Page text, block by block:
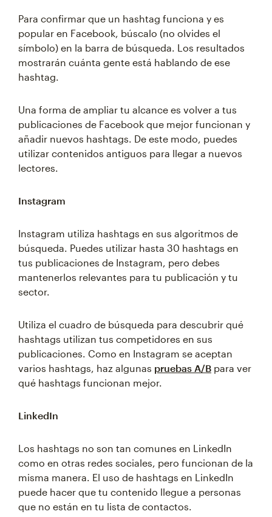
Para confirmar que un hashtag funciona y es
popular en Facebook, búscalo (no olvides el
símbolo) en la barra de búsqueda. Los resultados
mostrarán cuánta gente está hablando de ese
hashtag.
Una forma de ampliar tu alcance es volver a tus
publicaciones de Facebook que mejor funcionan y
añadir nuevos hashtags. De este modo, puedes
utilizar contenidos antiguos para llegar a nuevos
lectores.
Instagram
Instagram utiliza hashtags en sus algoritmos de
búsqueda. Puedes utilizar hasta 30 hashtags en
tus publicaciones de Instagram, pero debes
mantenerlos relevantes para tu publicación y tu
sector.
Utiliza el cuadro de búsqueda para descubrir qué
hashtags utilizan tus competidores en sus
publicaciones. Como en Instagram se aceptan
varios hashtags, haz algunas pruebas A/B para ver
qué hashtags funcionan mejor.
LinkedIn
Los hashtags no son tan comunes en LinkedIn
como en otras redes sociales, pero funcionan de la
misma manera. El uso de hashtags en LinkedIn
puede hacer que tu contenido llegue a personas
que no están en tu lista de contactos.